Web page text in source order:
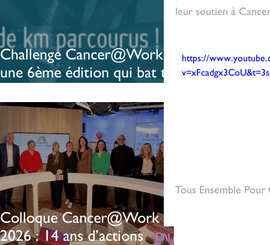
Challenge Cancer@Work :
une 6ème édition qui bat tous
Colloque Cancer@Work
2026 : 14 ans d’actions
leur soutien à
https://
v=xFcadgx3CoU&t=3s
Tous Ensemble